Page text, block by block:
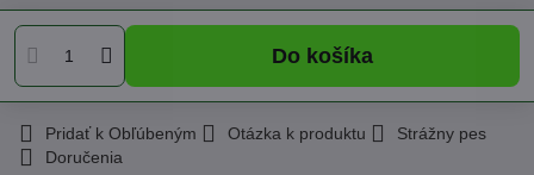
Do košíka
Pridať k Obľúbeným Otázka k produktu
Strážny pes
Doručenia